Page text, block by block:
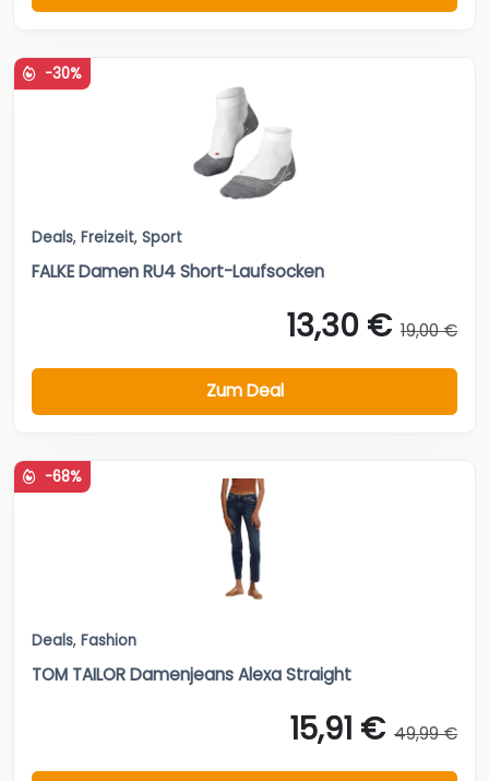
-30%
Deals, Freizeit, Sport
FALKE Damen RU4 Short-Laufsocken
13,30 € 19,00 €
Zum Deal
-68%
Deals, Fashion
TOM TAILOR Damenjeans Alexa Straight
15,91 € 49,99 €